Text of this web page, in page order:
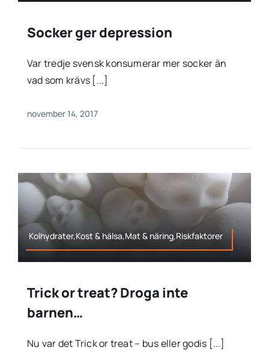
Socker ger depression
Var tredje svensk konsumerar mer socker än
vad som krävs [...]
november 14, 2017
Kolhydrater,Kost & hälsa,Mat & näring,Riskfaktorer
Trick or treat? Droga inte
barnen…
Nu var det Trick or treat – bus eller godis [...]